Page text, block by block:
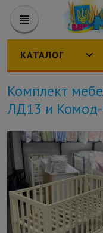
КАТАЛОГ
Комплект
ЛД13 и Комод-